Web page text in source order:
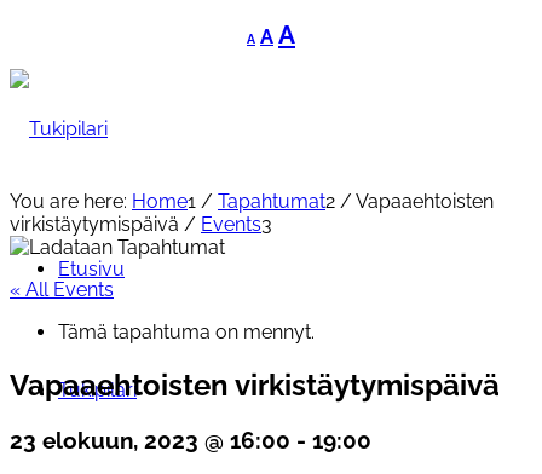
A
Decrease
font
A Reset
font
AIncrease
Etusivu
Tukipilari
You are here: Home1 / Tapahtumat2 / Vapaaehtoisten
virkistäytymispäivä / Events3
« All Events
Tämä tapahtuma on mennyt.
Vapaaehtoisten virkistäytymispäivä
23 elokuun, 2023 @ 16:00 - 19:00